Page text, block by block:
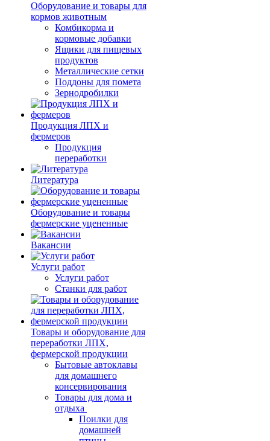
Оборудование и товары для
кормов животным
Комбикорма и
кормовые добавки
Ящики для пищевых
продуктов
Металлические сетки
Поддоны для помета
Зернодробилки
Продукция ЛПХ и
фермеров
Продукция
переработки
Литература
Оборудование и товары
фермерские уцененные
Вакансии
Услуги работ
Услуги работ
Станки для работ
Товары и оборудование для
переработки ЛПХ,
фермерской продукции
Бытовые автоклавы
для домашнего
консервирования
Товары для дома и
отдыха
Поилки для
домашней